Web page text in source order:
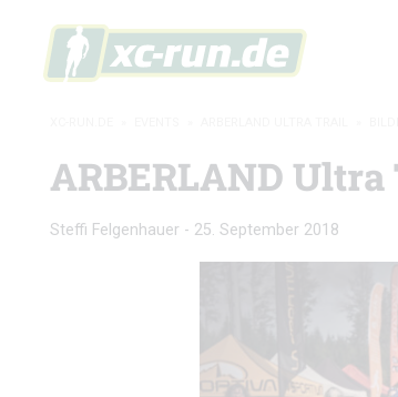
ARBERLAND
Steffi Felgenhauer - 25. September 2018